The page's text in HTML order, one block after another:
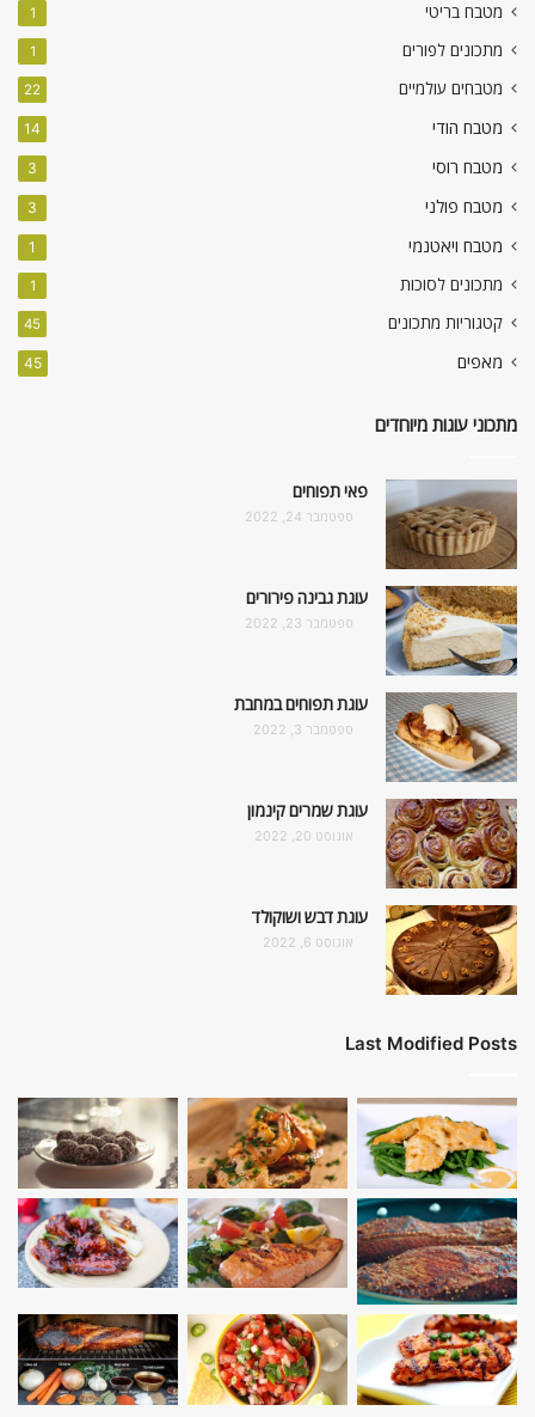
מטבח בריטי 1
מתכונים לפורים 1
מטבחים עולמיים 22
מטבח הודי 14
מטבח רוסי 3
מטבח פולני 3
מטבח ויאטנמי 1
מתכונים לסוכות 1
קטגוריות מתכונים 45
מאפים 45
מתכוני עוגות מיוחדים
פאי תפוחים
ספטמבר 24, 2022
עוגת גבינה פירורים
ספטמבר 23, 2022
עוגת תפוחים במחבת
ספטמבר 3, 2022
עוגת שמרים קינמון
אוגוסט 20, 2022
עוגת דבש ושוקולד
אוגוסט 6, 2022
Last Modified Posts